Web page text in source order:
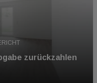
zurückzahlen